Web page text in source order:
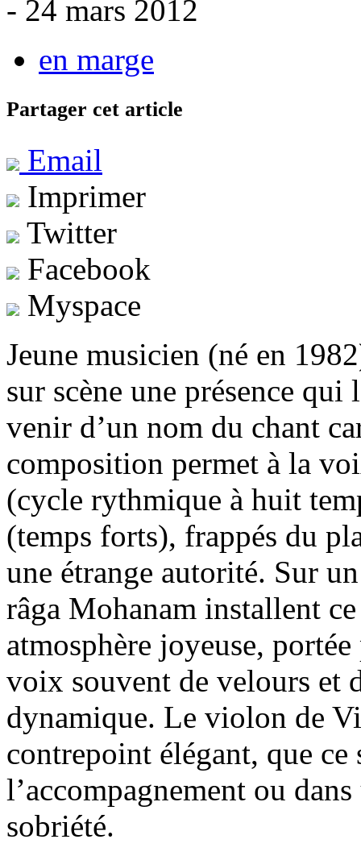
- 24 mars 2012
en marge
Partager cet article
Email
Imprimer
Twitter
Facebook
Myspace
Jeune musicien (né en
sur scène une présence qui
venir d’un nom du chant
composition permet à la
(cycle rythmique à huit
(temps forts), frappés du
une étrange autorité. Sur
râga Mohanam installent
atmosphère joyeuse,
voix souvent de velours et
dynamique. Le violon de
contrepoint élégant, que
l’accompagnement ou
sobriété.